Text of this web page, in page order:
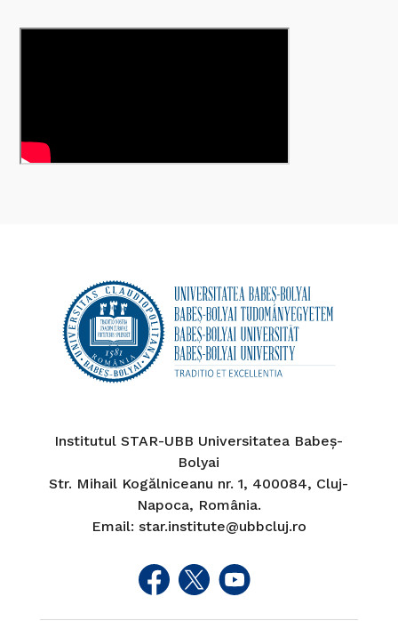
Institutul STAR-UBB Universitatea Babeș-
Bolyai
Str. Mihail Kogălniceanu nr. 1, 400084, Cluj-
Napoca, România.
Email: star.institute@ubbcluj.ro